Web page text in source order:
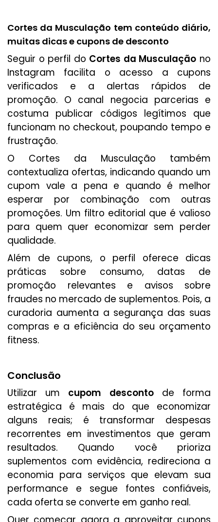
Cortes da Musculação tem conteúdo diário,
muitas dicas e cupons de desconto
Seguir o perfil do Cortes da Musculação no
Instagram facilita o acesso a cupons
verificados e a alertas rápidos de
promoção. O canal negocia parcerias e
costuma publicar códigos legítimos que
funcionam no checkout, poupando tempo e
frustração.
O Cortes da Musculação também
contextualiza ofertas, indicando quando um
cupom vale a pena e quando é melhor
esperar por combinação com outras
promoções. Um filtro editorial que é valioso
para quem quer economizar sem perder
qualidade.
Além de cupons, o perfil oferece dicas
práticas sobre consumo, datas de
promoção relevantes e avisos sobre
fraudes no mercado de suplementos. Pois, a
curadoria aumenta a segurança das suas
compras e a eficiência do seu orçamento
fitness.
Conclusão
Utilizar um cupom descontode forma
estratégica é mais do que economizar
alguns reais; é transformar despesas
recorrentes em investimentos que geram
resultados. Quando você prioriza
suplementos com evidência, redireciona a
economia para serviços que elevam sua
performance e segue fontes confiáveis,
cada oferta se converte em ganho real.